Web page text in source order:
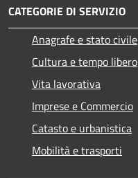
CATEGORIE DI SERVIZIO
Anagrafe e stato civile
Cultura e tempo libero
Vita lavorativa
Imprese e Commercio
Catasto e urbanistica
Mobilità e trasporti